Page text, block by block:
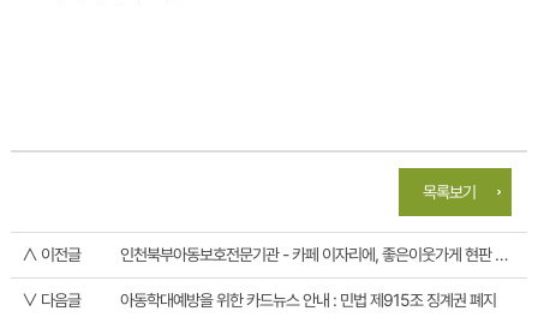
목록보기
∧ 이전글 인천북부아동보호전문기관 - 카페 이자리에, 좋은이웃가게 현판 전달식
∨ 다음글 아동학대예방을 위한 카드뉴스 안내 : 민법 제915조 징계권 폐지